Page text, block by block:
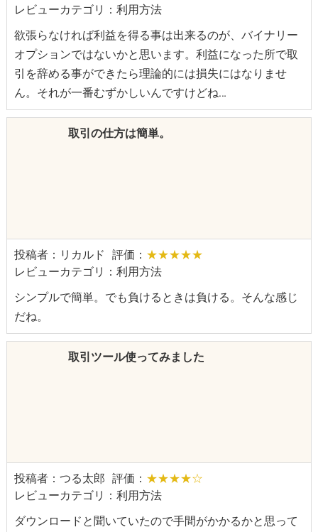
レビューカテゴリ：利用方法
欲張らなければ利益を得る事は出来るのが、バイナリー
オプションではないかと思います。利益になった所で取
引を辞める事ができたら理論的には損失にはなりませ
ん。それが一番むずかしいんですけどね…
取引の仕方は簡単。
投稿者：リカルド 評価： ★★★★★
レビューカテゴリ：利用方法
シンプルで簡単。でも負けるときは負ける。そんな感じ
だね。
取引ツール使ってみました
投稿者：つる太郎 評価： ★★★★☆
レビューカテゴリ：利用方法
ダウンロードと聞いていたので手間がかかるかと思って